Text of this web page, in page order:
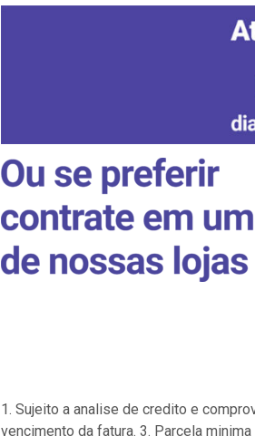
1. Sujeito a analise de credito e
vencimento da fatura. 3. Parcela minima